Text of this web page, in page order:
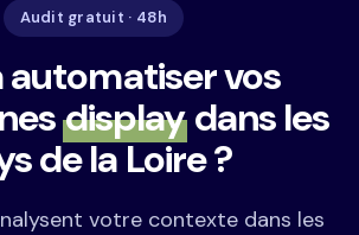
Audit gratuit · 48h
automatiser vos
display dans les
de la Loire ?
votre contexte dans les